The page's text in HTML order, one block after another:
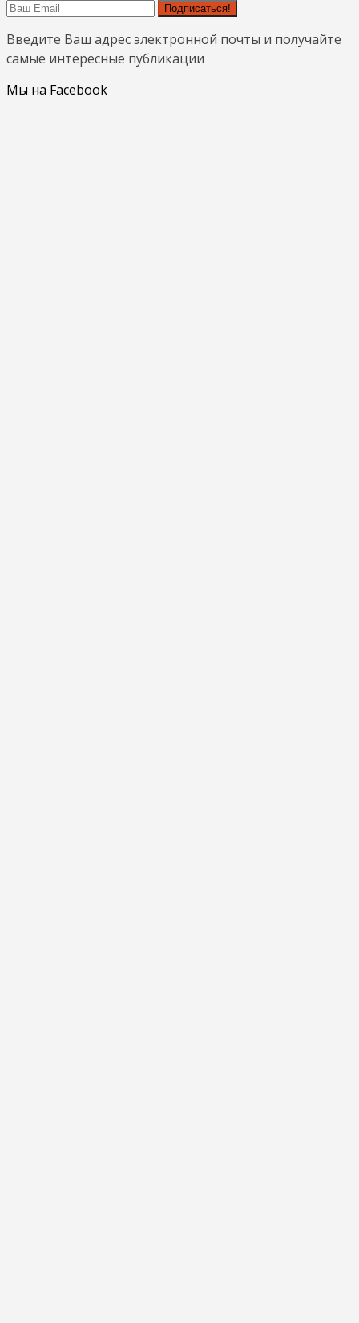
Подписаться!
Введите Ваш адрес электронной почты и получайте
самые интересные публикации
Мы на Facebook